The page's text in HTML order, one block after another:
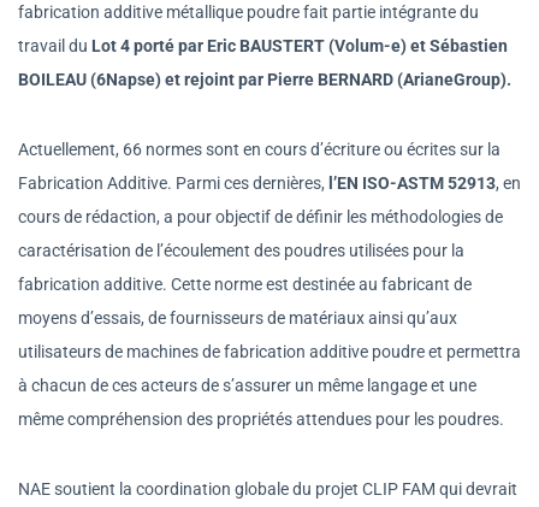
fabrication additive métallique poudre fait partie intégrante du
travail du Lot 4 porté par Eric BAUSTERT (Volum-e) et Sébastien
BOILEAU (6Napse) et rejoint par Pierre BERNARD (ArianeGroup).
Actuellement, 66 normes sont en cours d’écriture ou écrites sur la
Fabrication Additive. Parmi ces dernières, l’EN ISO-ASTM 52913, en
cours de rédaction, a pour objectif de définir les méthodologies de
caractérisation de l’écoulement des poudres utilisées pour la
fabrication additive. Cette norme est destinée au fabricant de
moyens d’essais, de fournisseurs de matériaux ainsi qu’aux
utilisateurs de machines de fabrication additive poudre et permettra
à chacun de ces acteurs de s’assurer un même langage et une
même compréhension des propriétés attendues pour les poudres.
NAE soutient la coordination globale du projet CLIP FAM qui devrait